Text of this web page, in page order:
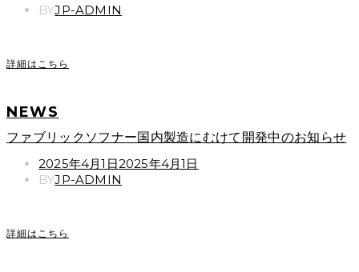
ON
BYJP-ADMIN
詳細はこちら
NEWS
ファブリックソフナー国内製造にむけて開発中のお知らせ
POSTED
ON
2025年4月1日2025年4月1日
BYJP-ADMIN
詳細はこちら